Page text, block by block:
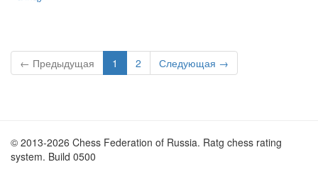
← Предыдущая 1 2 Следующая →
© 2013-2026 Chess Federation of Russia. Ratg chess rating
system. Build 0500